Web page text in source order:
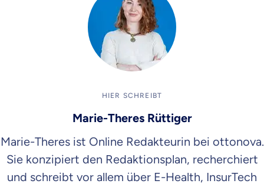
HIER SCHREIBT
Marie-Theres Rüttiger
Marie-Theres ist Online Redakteurin bei ottonova.
Sie konzipiert den Redaktionsplan, recherchiert
und schreibt vor allem über E-Health, InsurTech